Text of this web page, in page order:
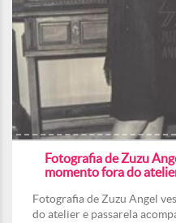
Fotografia de Zuzu
momento fora do
Fotografia de Zuzu Angel
do atelier e passarela